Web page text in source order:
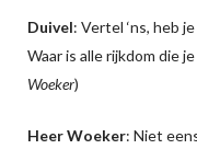
Duivel: Vertel ‘ns, heb
Waar is alle rijkdom die
Woeker)
Heer Woeker: Niet